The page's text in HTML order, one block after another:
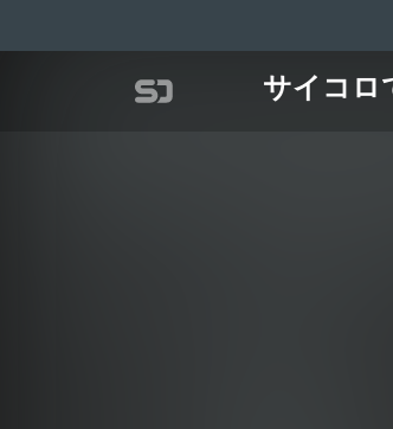
サイコロ